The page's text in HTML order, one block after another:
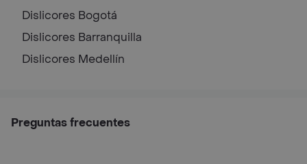
Dislicores Bogotá
Dislicores Barranquilla
Dislicores Medellín
Preguntas frecuentes